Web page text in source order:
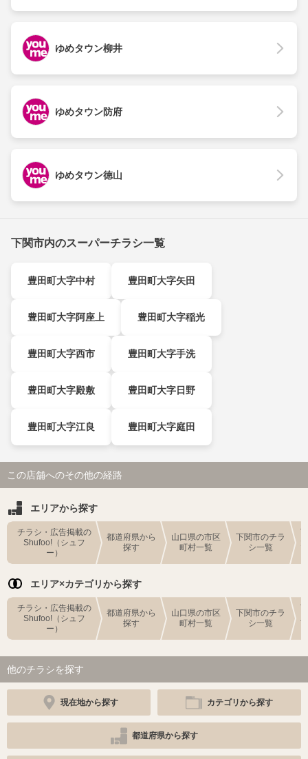
ゆめタウン柳井
ゆめタウン防府
ゆめタウン徳山
下関市内のスーパーチラシ一覧
豊田町大字中村 豊田町大字矢田
豊田町大字阿座上 豊田町大字稲光
豊田町大字西市 豊田町大字手洗
豊田町大字殿敷 豊田町大字日野
豊田町大字江良 豊田町大字庭田
この店舗へのその他の経路
エリアから探す
チラシ・広告掲載の
Shufoo!（シュフ
ー）
都道府県から
探す
山口県の市区
町村一覧
下関市のチラ
シ一覧
エリア×カテゴリから探す
チラシ・広告掲載の
Shufoo!（シュフ
ー）
都道府県から
探す
山口県の市区
町村一覧
下関市のチラ
シ一覧
他のチラシを探す
現在地から探す カテゴリから探す
都道府県から探す